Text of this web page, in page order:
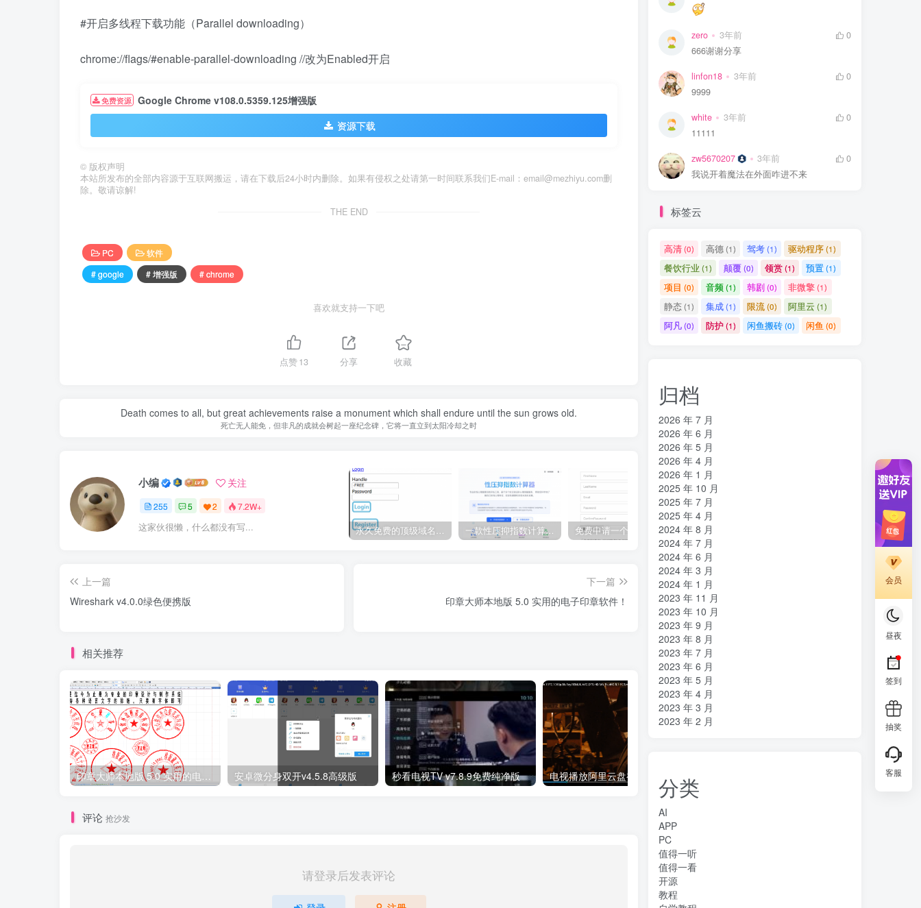
会员
昼夜
签到
抽奖
客服
#开启多线程下载功能（Parallel downloading）
chrome://flags/#enable-parallel-downloading //改为Enabled开启
免费资源 Google Chrome v108.0.5359.125增强版
资源下载
© 版权声明
本站所发布的全部内容源于互联网搬运，请在下载后24小时内删除。如果有侵权之处请第一时间联系我们E-mail：email@mezhiyu.com删
除。敬请谅解!
THE END
PC
软件
# google
# 增强版 # chrome
喜欢就支持一下吧
点赞13 分享 收藏
Death comes to all, but great achievements raise a monument which shall endure until the sun grows old.
死亡无人能免，但非凡的成就会树起一座纪念碑，它将一直立到太阳冷却之时
小编 关注
255 5 2 7.2W+
这家伙很懒，什么都没有写... 永久免费的顶级域名 eu.org 申请教程 一款性压抑指数计算器源码 免费申请一个美国edu学生邮箱
上一篇
Wireshark v4.0.0绿色便携版
下一篇
印章大师本地版 5.0 实用的电子印章软件！
相关推荐
印章大师本地版 5.0 实用的电子印章软件！ 安卓微分身双开v4.5.8高级版 秒看电视TV v7.8.9免费纯净版 电视播放阿里云盘视频 当贝播放器TV版
评论 抢沙发
请登录后发表评论
zero 3年前
0
666谢谢分享
linfon18 3年前
0
9999
white 3年前
0
11111
zw5670207 3年前
0
我说开着魔法在外面咋进不来
标签云
高清(0) 高德(1) 驾考(1) 驱动程序(1)
餐饮行业 (1) 颠覆(0) 领赏(1) 预置(1)
项目 (0) 音频(1) 韩剧(0) 非微擎(1)
静态(1) 集成(1) 限流(0) 阿里云(1)
阿凡(0) 防护(1) 闲鱼搬砖(0) 闲鱼 (0)
归档
2026 年 7 月
2026 年 6 月
2026 年 5 月
2026 年 4 月
2026 年 1 月
2025 年 10 月
2025 年 7 月
2025 年 4 月
2024 年 8 月
2024 年 7 月
2024 年 6 月
2024 年 3 月
2024 年 1 月
2023 年 11 月
2023 年 10 月
2023 年 9 月
2023 年 8 月
2023 年 7 月
2023 年 6 月
2023 年 5 月
2023 年 4 月
2023 年 3 月
2023 年 2 月
分类
AI
APP
PC
值得一听
值得一看
开源
教程